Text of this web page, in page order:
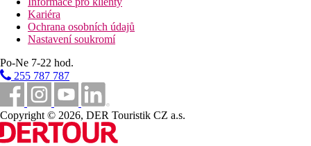
Slunečníky na pláži za poplatek
Plážová dovolená
Bazény
Lehátka a slunečníky u bazénu zdarma
Bar u bazénu
brouzdaliště
Fotogalerie
Kariéra
Ochrana osobních údajů
Nastavení soukromí
Po-Ne 7-22 hod.
255 787 787
Copyright © 2026, DER Touristik CZ a.s.